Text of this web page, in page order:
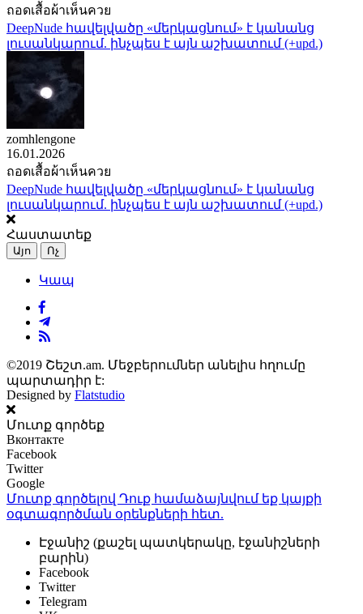
ถอดเสื้อผ้าเห็นควย
DeepNude հավելվածը «մերկացնում» է կանանց
լուսանկարում. ինչպես է այն աշխատում (+upd.)
zomhlengone
16.01.2026
ถอดเสื้อผ้าเห็นควย
DeepNude հավելվածը «մերկացնում» է կանանց
լուսանկարում. ինչպես է այն աշխատում (+upd.)
Հաստատեք
Այո Ոչ
Կապ
©2019 Շեշտ.am. Մեջբերումներ անելիս հղումը
պարտադիր է:
Designed by Flatstudio
Մուտք գործեք
Вконтакте
Facebook
Twitter
Google
Մուտք գործելով Դուք համաձայնվում եք կայքի
օգտագործման օրենքների հետ.
Էջանիշ (քաշել պատկերակը, էջանիշների
բարին)
Facebook
Twitter
Telegram